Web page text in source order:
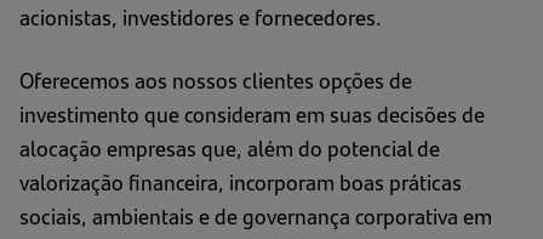
acionistas, investidores e fornecedores.
Oferecemos aos nossos clientes opções de
investimento que consideram em suas decisões de
alocação empresas que, além do potencial de
valorização financeira, incorporam boas práticas
sociais, ambientais e de governança corporativa em